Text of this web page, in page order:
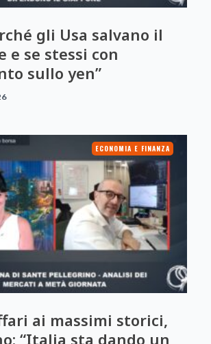
gli Usa salvano il
e se stessi con
sullo yen”
ECONOMIA E FINANZA
ai massimi storici,
“Italia sta dando un